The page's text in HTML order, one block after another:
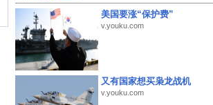
美国要涨“保护费”
v.youku.com
又有国家想买枭龙战机
v.youku.com